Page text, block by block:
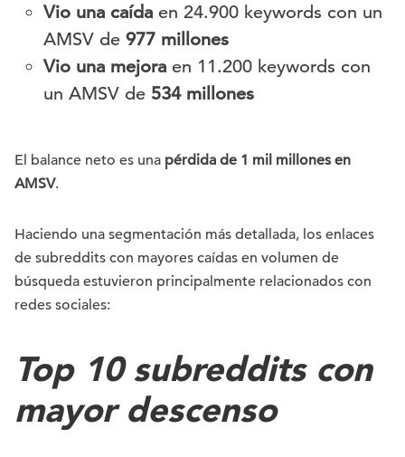
Vio una caída en 24.900 keywords con un
AMSV de 977 millones
Vio una mejora en 11.200 keywords con
un AMSV de 534 millones
El balance neto es una pérdida de 1 mil millones en
AMSV.
Haciendo una segmentación más detallada, los enlaces
de subreddits con mayores caídas en volumen de
búsqueda estuvieron principalmente relacionados con
redes sociales:
Top 10 subreddits con
mayor descenso